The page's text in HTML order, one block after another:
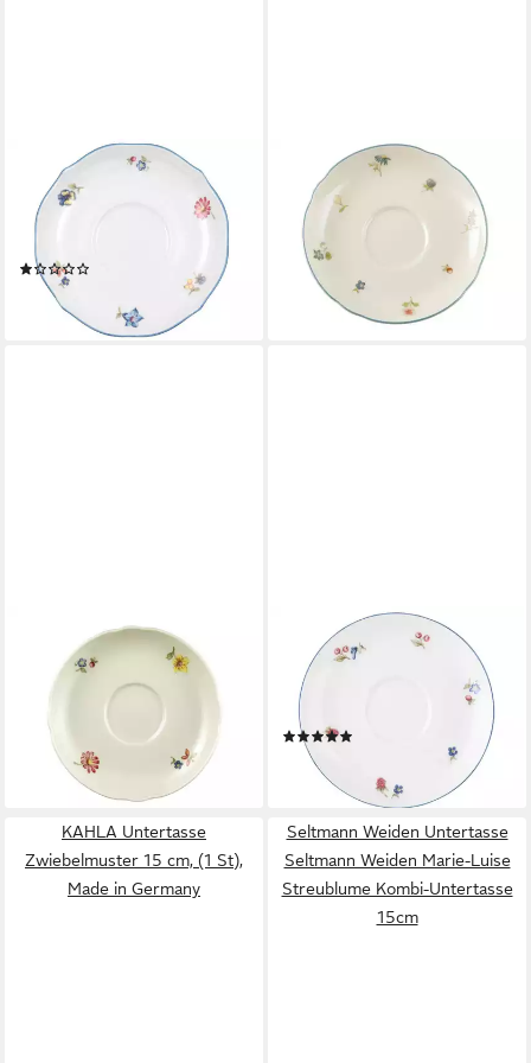
SELTMANN WEIDEN
Untertasse Seltmann Weiden
Sonate Nostalgie Kombi-
13,58 €
lieferbar - in 2-3 Werktagen bei dir
SELTMANN WEIDEN
Untertasse Seltmann Weiden
Marie-Luise Streublume
Teeuntertasse 13 cm
12,08 €
lieferbar - in 2-3 Werktagen bei dir
SELTMANN WEIDEN
Untertasse Seltmann Weiden
Marie Luise Blütenmeer
lieferbar - in 2-3 Werktagen bei dir
SELTMANN WEIDEN
Untertasse Seltmann Weiden
Sonate Nostalgie Teeuntere
11,35 €
lieferbar - in 2-3 Werktagen bei dir
KAHLA Untertasse
Zwiebelmuster 15 cm, (1 St),
Made in Germany
Seltmann Weiden Untertasse
Seltmann Weiden Marie-Luise
Streublume Kombi-Untertasse
15cm